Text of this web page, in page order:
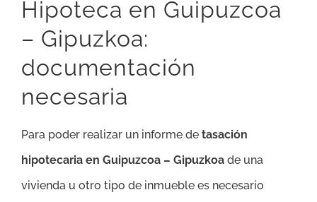
Hipoteca en Guipuzcoa
– Gipuzkoa:
documentación
necesaria
Para poder realizar un informe de tasación
hipotecaria en Guipuzcoa – Gipuzkoa de una
vivienda u otro tipo de inmueble es necesario